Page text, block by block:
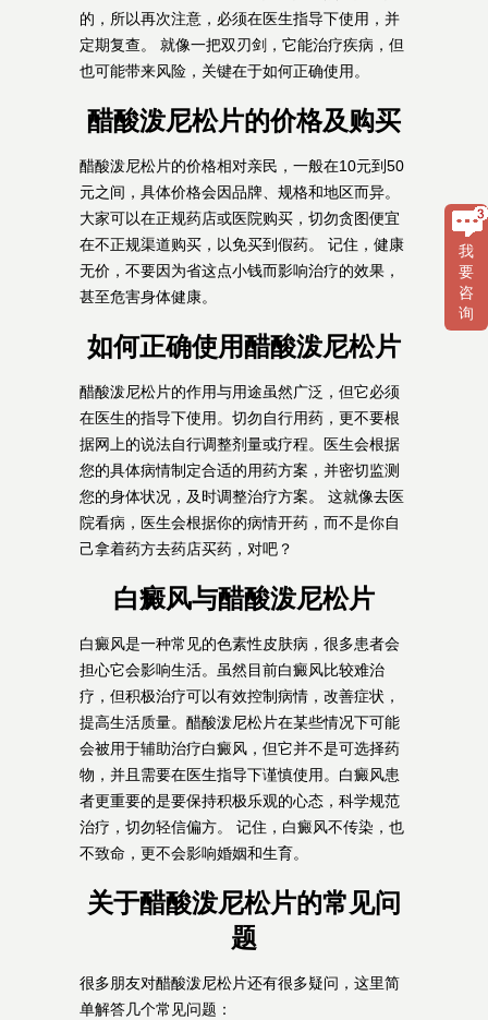
的，所以再次注意，必须在医生指导下使用，并
定期复查。 就像一把双刃剑，它能治疗疾病，但
也可能带来风险，关键在于如何正确使用。
醋酸泼尼松片的价格及购买
醋酸泼尼松片的价格相对亲民，一般在10元到50
元之间，具体价格会因品牌、规格和地区而异。
大家可以在正规药店或医院购买，切勿贪图便宜
在不正规渠道购买，以免买到假药。 记住，健康
无价，不要因为省这点小钱而影响治疗的效果，
甚至危害身体健康。
如何正确使用醋酸泼尼松片
醋酸泼尼松片的作用与用途虽然广泛，但它必须
在医生的指导下使用。切勿自行用药，更不要根
据网上的说法自行调整剂量或疗程。医生会根据
您的具体病情制定合适的用药方案，并密切监测
您的身体状况，及时调整治疗方案。 这就像去医
院看病，医生会根据你的病情开药，而不是你自
己拿着药方去药店买药，对吧？
白癜风与醋酸泼尼松片
白癜风是一种常见的色素性皮肤病，很多患者会
担心它会影响生活。虽然目前白癜风比较难治
疗，但积极治疗可以有效控制病情，改善症状，
提高生活质量。醋酸泼尼松片在某些情况下可能
会被用于辅助治疗白癜风，但它并不是可选择药
物，并且需要在医生指导下谨慎使用。白癜风患
者更重要的是要保持积极乐观的心态，科学规范
治疗，切勿轻信偏方。 记住，白癜风不传染，也
不致命，更不会影响婚姻和生育。
关于醋酸泼尼松片的常见问
题
很多朋友对醋酸泼尼松片还有很多疑问，这里简
单解答几个常见问题：
我
要
咨
询